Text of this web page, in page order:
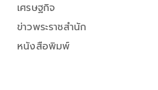
เศรษฐกิจ
ข่าวพระราชสำนัก
หนังสือพิมพ์